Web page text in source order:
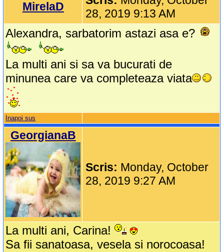
MirelaD
28, 2019 9:13 AM
Alexandra, sarbatorim astazi asa e?
La multi ani si sa va bucurati de
minunea care va completeaza viata
Inapoi sus
GeorgianaB
Scris: Monday, October
28, 2019 9:27 AM
La multi ani, Carina!
Sa fii sanatoasa, vesela si norocoasa!